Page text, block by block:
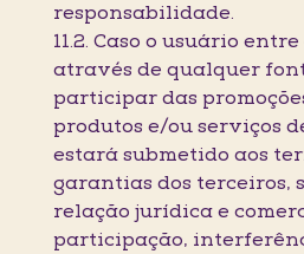
responsabilidade.
11.2. Caso o usuário
através de qualquer
participar das
produtos e/ou serviços
estará submetido aos
garantias dos terceiros,
relação jurídica e
participação,